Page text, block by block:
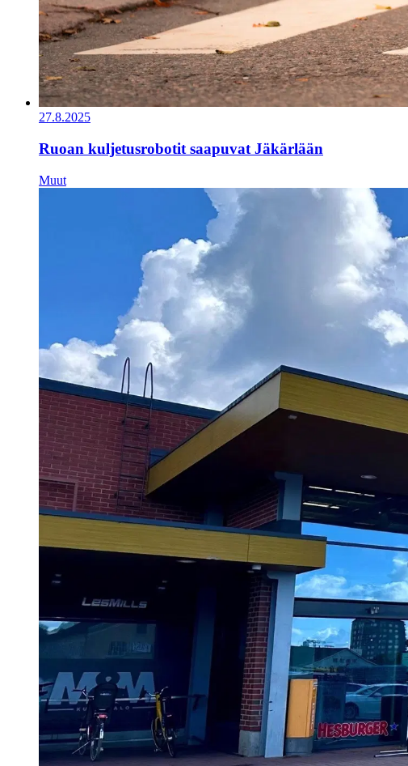
27.8.2025
Ruoan kuljetusrobotit saapuvat Jäkärlään
Muut